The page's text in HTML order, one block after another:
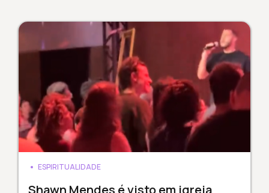
ESPIRITUALIDADE
Shawn Mendes é visto em igreja